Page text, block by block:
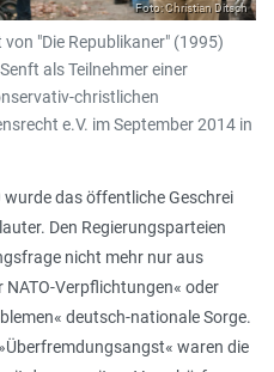
Foto: Christian Ditsch
"Die Republikaner" (1995)
als Teilnehmer einer
christlichen
e.V. im September 2014 in
das öffentliche Geschrei
Den Regierungsparteien
nicht mehr nur aus
NATO-Verpflichtungen« oder
« deutsch-nationale Sorge.
Überfremdungsangst« waren die